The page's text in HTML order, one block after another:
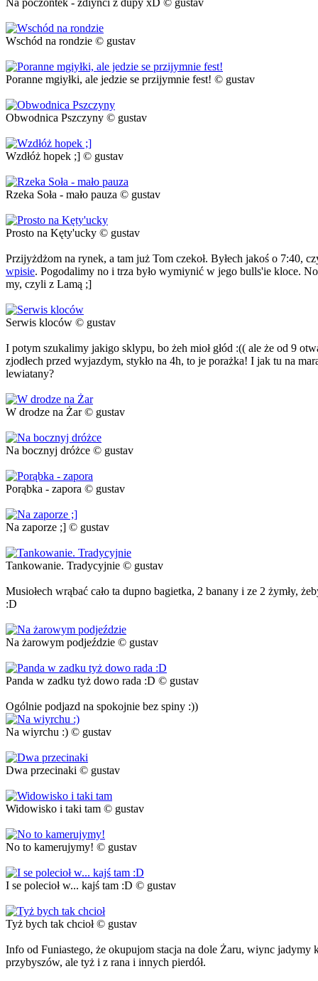
Na poczontek - zdiynci z dupy xD © gustav
Wschód na rondzie © gustav
Poranne mgiyłki, ale jedzie se przijymnie fest! © gustav
Obwodnica Pszczyny © gustav
Wzdłóż hopek ;] © gustav
Rzeka Soła - mało pauza © gustav
Prosto na Kęty'ucky © gustav
Przijyżdżom na rynek, a tam już Tom czekoł. Byłech jakoś o 7:40,
wpisie. Pogodalimy no i trza było wymiynić w jego bulls'ie kloce.
my, czyli z Lamą ;]
Serwis kloców © gustav
I potym szukalimy jakigo sklypu, bo żeh mioł głód :(( ale że od 9
zjodłech przed wyjazdym, stykło na 4h, to je porażka! I jak tu na
lewiatany?
W drodze na Żar © gustav
Na bocznyj dróżce © gustav
Porąbka - zapora © gustav
Na zaporze ;] © gustav
Tankowanie. Tradycyjnie © gustav
Musiołech wrąbać cało ta dupno bagietka, 2 banany i ze 2 żymły,
:D
Na żarowym podjeździe © gustav
Panda w zadku tyż dowo rada :D © gustav
Ogólnie podjazd na spokojnie bez spiny :))
Na wiyrchu :) © gustav
Dwa przecinaki © gustav
Widowisko i taki tam © gustav
No to kamerujymy! © gustav
I se polecioł w... kajś tam :D © gustav
Tyż bych tak chcioł © gustav
Info od Funiastego, że okupujom stacja na dole Żaru, wiync
przybyszów, ale tyż i z rana i innych pierdół.